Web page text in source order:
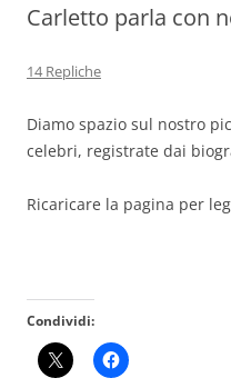
Carletto parla con
14 Repliche
Diamo spazio sul nostro
celebri, registrate dai
Ricaricare la pagina per
Condividi: